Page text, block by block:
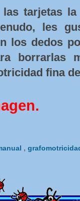
las tarjetas
les
los dedos
borrarlas
fina
,